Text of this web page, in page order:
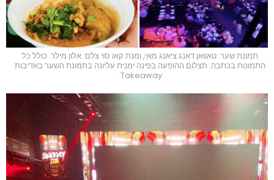
תמונת שער: טאוואן דאנג ציאנג מאי, ומנת קאו סוי צלם: אלון מילר. כולל כל
התמונות בכתבה. תצלום ההופעה בפינה ימנית עליונה בתמונת השער באדיבות
Takeaway.